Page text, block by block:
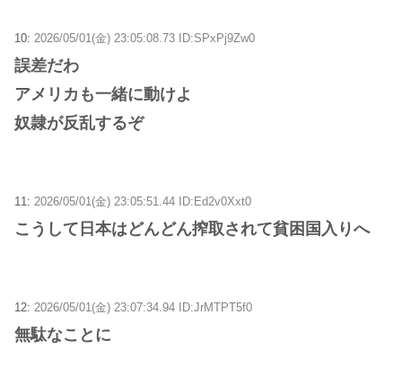
10: 2026/05/01(金) 23:05:08.73 ID:SPxPj9Zw0
誤差だわ
アメリカも一緒に動けよ
奴隷が反乱するぞ
11: 2026/05/01(金) 23:05:51.44 ID:Ed2v0Xxt0
こうして日本はどんどん搾取されて貧困国入りへ
12: 2026/05/01(金) 23:07:34.94 ID:JrMTPT5f0
無駄なことに